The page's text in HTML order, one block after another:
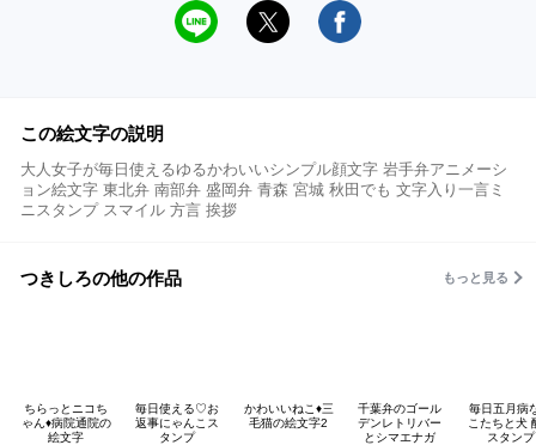
この絵文字の説明
大人女子が毎日使えるゆるかわいいシンプル顔文字 岩手弁アニメーシ
ョン絵文字 東北弁 南部弁 盛岡弁 青森 宮城 秋田でも 文字入り一言ミ
ニスタンプ スマイル 方言 挨拶
つきしろの他の作品 もっと見る
ちらっとニコち
ゃん♦病院通院の
絵文字
毎日使える♡お
返事にゃんこス
タンプ
かわいいねこ♦三
毛猫の絵文字2
千葉弁のゴール
デンレトリバー
とシマエナガ
毎日五月病
こたちと犬
スタンプ